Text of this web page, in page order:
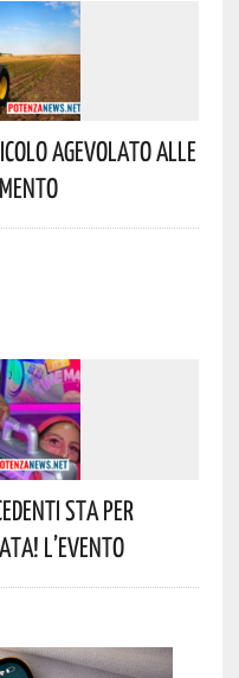
Agevolato Alle
Sta Per
L’evento